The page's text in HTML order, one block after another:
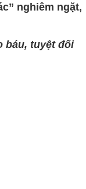
nghiêm ngặt,
báu, tuyệt đối